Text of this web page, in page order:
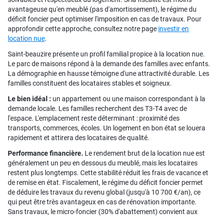
avantageuse qu'en meublé (pas d'amortissement), le régime du
déficit foncier peut optimiser l'imposition en cas de travaux. Pour
approfondir cette approche, consultez notre page investir en
location nue.
Saint-beauzire présente un profil familial propice à la location nue.
Le parc de maisons répond à la demande des familles avec enfants.
La démographie en hausse témoigne d'une attractivité durable. Les
familles constituent des locataires stables et soigneux.
Le bien idéal : un appartement ou une maison correspondant à la
demande locale. Les familles recherchent des T3-T4 avec de
l'espace. L'emplacement reste déterminant : proximité des
transports, commerces, écoles. Un logement en bon état se louera
rapidement et attirera des locataires de qualité.
Performance financière. Le rendement brut de la location nue est
généralement un peu en dessous du meublé, mais les locataires
restent plus longtemps. Cette stabilité réduit les frais de vacance et
de remise en état. Fiscalement, le régime du déficit foncier permet
de déduire les travaux du revenu global (jusqu'à 10 700 €/an), ce
qui peut être très avantageux en cas de rénovation importante.
Sans travaux, le micro-foncier (30% d'abattement) convient aux